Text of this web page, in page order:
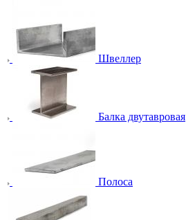
Швеллер
Балка двутавровая
Полоса